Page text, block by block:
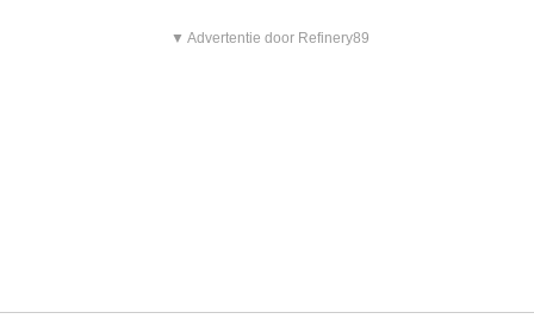
▼ Advertentie door Refinery89